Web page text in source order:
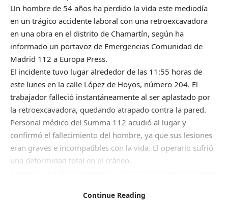
Un hombre de 54 años ha perdido la vida este mediodía
en un trágico accidente laboral con una retroexcavadora
en una obra en el distrito de Chamartín, según ha
informado un portavoz de Emergencias Comunidad de
Madrid 112 a Europa Press.
El incidente tuvo lugar alrededor de las 11:55 horas de
este lunes en la calle López de Hoyos, número 204. El
trabajador falleció instantáneamente al ser aplastado por
la retroexcavadora, quedando atrapado contra la pared.
Personal médico del Summa 112 acudió al lugar y
confirmó el fallecimiento del hombre, ya que sus lesiones
eran graves e incompatibles con la vida. El operario sufrió
una deformidad total en el cráneo.
Bomberos del Ayuntamiento de Madrid también se
Continue Reading